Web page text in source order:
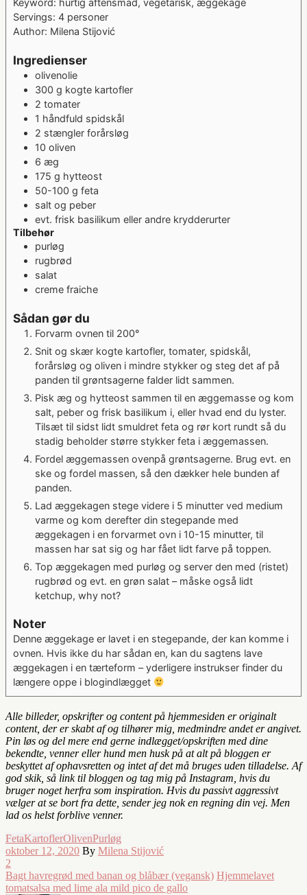
Keyword: hurtig aftensmad, vegetarisk, æggekage
Servings: 4 personer
Author: Milena Stijović
Ingredienser
olivenolie
300 g kogte kartofler
2 tomater
1 håndfuld spidskål
2 stængler forårsløg
10 oliven
6 æg
175 g hytteost
50-100 g feta
salt og peber
evt. frisk basilikum eller andre krydderurter
Tilbehør
purløg
rugbrød
salat
creme fraiche
Sådan gør du
Forvarm ovnen til 200°
Snit og skær kogte kartofler, tomater, spidskål,
forårsløg og oliven i mindre stykker og steg det af på
panden til grøntsagerne falder lidt sammen.
Pisk æg og hytteost sammen til en æggemasse og kom
salt, peber og frisk basilikum i, eller hvad end du lyster.
Tilsæt til sidst lidt smuldret feta og rør kort rundt så du
stadig beholder større stykker feta i æggemassen.
Fordel æggemassen ovenpå grøntsagerne. Brug evt. en
ske og fordel massen, så den dækker hele bunden af
panden.
Lad æggekagen stege videre i 5 minutter ved medium
varme og kom derefter din stegepande med
æggekagen i en forvarmet ovn i 10-15 minutter, til
massen har sat sig og har fået lidt farve på toppen.
Top æggekagen med purløg og server den med (ristet)
rugbrød og evt. en grøn salat – måske også lidt
ketchup, why not?
Noter
Denne æggekage er lavet i en stegepande, der kan komme i
ovnen. Hvis ikke du har sådan en, kan du sagtens lave
æggekagen i en tærteform – yderligere instrukser finder du
længere oppe i blogindlægget
Alle billeder, opskrifter og content på hjemmesiden er originalt
content, der er skabt af og tilhører mig, medmindre andet er angivet.
Pin løs og del mere end gerne indlægget/opskriften med dine
bekendte, venner eller hund men husk på at alt på bloggen er
beskyttet af ophavsretten og intet af det må bruges uden tilladelse. Af
god skik, så link til bloggen og tag mig på Instagram, hvis du
bruger noget herfra som inspiration. Hvis du passivt aggressivt
vælger at se bort fra dette, sender jeg nok en regning din vej. Men
lad os helst forblive venner.
FetaKartoflerOlivenPurløg
oktober 12, 2020 By Milena Stijović
2
Bagt havregrød med banan og blåbær (vegansk) Hjemmelavet
tomatsalsa med lime ala mild pico de gallo